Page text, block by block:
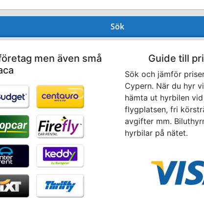
Sök
men även små
Guide till
Sök och jämför
Cypern. När du hyr
hämta ut hyrbilen
flygplatsen, fri
avgifter mm.
hyrbilar på nätet.